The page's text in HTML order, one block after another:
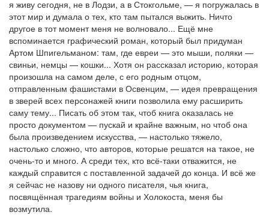
я живу сегодня, не в Лодзи, а в Стокгольме, — я погружалась в
этот мир и думала о тех, кто там пытался выжить. Ничто
другое в тот момент меня не волновало... Ещё мне
вспоминается графический роман, который был придуман
Артом Шпигельманом: там, где евреи — это мыши, поляки —
свиньи, немцы — кошки... Хотя он рассказал историю, которая
произошла на самом деле, с его родным отцом,
отправленным фашистами в Освенцим, — идея превращения
в зверей всех персонажей книги позволила ему расширить
саму тему... Писать об этом так, чтоб книга оказалась не
просто документом — пускай и крайне важным, но чтоб она
была произведением искусства, — настолько тяжело,
настолько сложно, что авторов, которые решатся на такое, не
очень-то и много. А среди тех, кто всё-таки отважится, не
каждый справится с поставленной задачей до конца. И всё же
я сейчас не назову ни одного писателя, чья книга,
посвящённая трагедиям войны и Холокоста, меня бы
возмутила.